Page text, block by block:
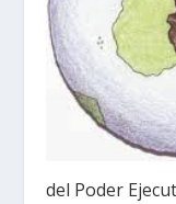
del Poder